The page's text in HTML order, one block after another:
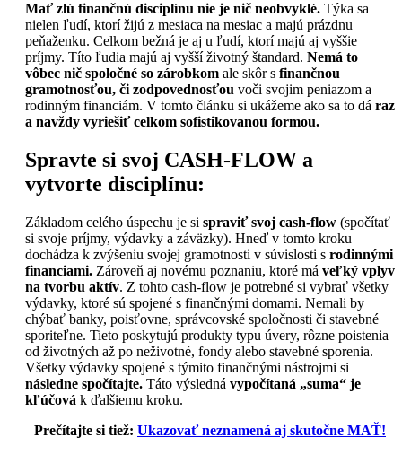
Mať zlú finančnú disciplínu nie je nič neobvyklé. Týka sa
nielen ľudí, ktorí žijú z mesiaca na mesiac a majú prázdnu
peňaženku. Celkom bežná je aj u ľudí, ktorí majú aj vyššie
príjmy. Títo ľudia majú aj vyšší životný štandard. Nemá to
vôbec nič spoločné so zárobkom ale skôr s finančnou
gramotnosťou, či zodpovednosťou voči svojim peniazom a
rodinným financiám. V tomto článku si ukážeme ako sa to dá raz
a navždy vyriešiť celkom sofistikovanou formou.
Spravte si svoj CASH-FLOW a
vytvorte disciplínu:
Základom celého úspechu je si spraviť svoj cash-flow (spočítať
si svoje príjmy, výdavky a záväzky). Hneď v tomto kroku
dochádza k zvýšeniu svojej gramotnosti v súvislosti s rodinnými
financiami. Zároveň aj novému poznaniu, ktoré má veľký vplyv
na tvorbu aktív. Z tohto cash-flow je potrebné si vybrať všetky
výdavky, ktoré sú spojené s finančnými domami. Nemali by
chýbať banky, poisťovne, správcovské spoločnosti či stavebné
sporiteľne. Tieto poskytujú produkty typu úvery, rôzne poistenia
od životných až po neživotné, fondy alebo stavebné sporenia.
Všetky výdavky spojené s týmito finančnými nástrojmi si
následne spočítajte. Táto výsledná vypočítaná „suma“ je
kľúčová k ďalšiemu kroku.
Prečítajte si tiež: Ukazovať neznamená aj skutočne MAŤ!